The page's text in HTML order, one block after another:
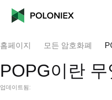
홈페이지 모든 암호화폐
POPG이란
업데이트됨: